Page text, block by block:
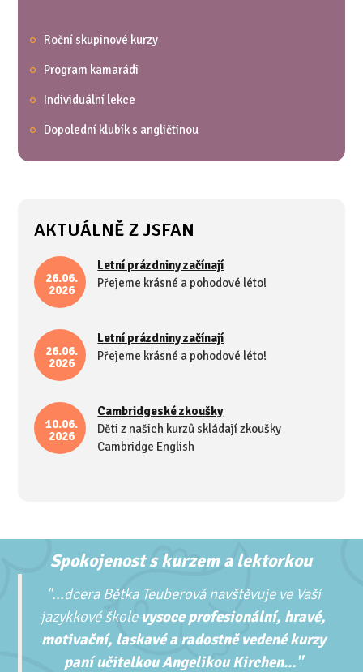
Roční skupinové kurzy
Program kamarádi
Individuální lekce
Dopolední klubík s angličtinou
AKTUÁLNĚ Z JSFAN
26.06.
2026
Letní prázdniny začínají
Přejeme krásné a pohodové léto!
26.06.
2026
Letní prázdniny začínají
Přejeme krásné a pohodové léto!
10.06.
2026
Cambridgeské zkoušky
Děti z našich kurzů skládají zkoušky
Cambridge English
Spokojenost s kurzem a lektorkou
"...dcera Bětka Teuberová navštěvuje ve Vaší
jazykkové škole vysoce profesionální, hravé,
motivační, laskavé a radostně vedené kurzy
paní učitelkou Angelikou Kirchen..."